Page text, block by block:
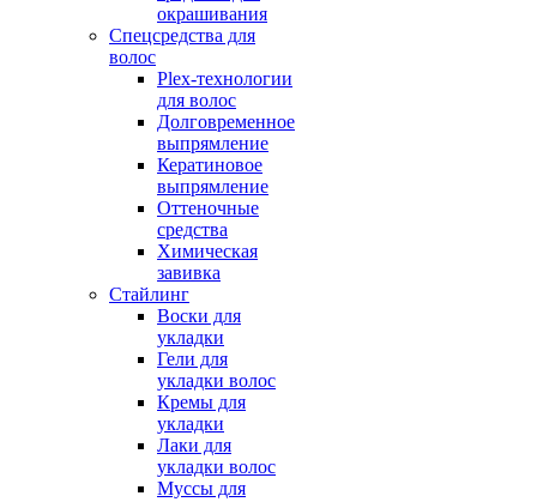
окрашивания
Спецсредства для
волос
Plex-технологии
для волос
Долговременное
выпрямление
Кератиновое
выпрямление
Оттеночные
средства
Химическая
завивка
Стайлинг
Воски для
укладки
Гели для
укладки волос
Кремы для
укладки
Лаки для
укладки волос
Муссы для